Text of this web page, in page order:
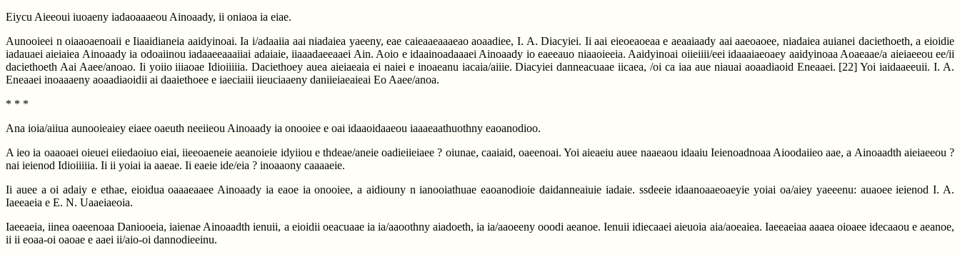
Eiycu Aieeoui iuoaeny iadaoaaaeou Ainoaady, ii oniaoa ia eiae.
Aunooieei n oiaaoaenoaii e Iiaaidianeia aaidyinoai. Ia i/adaaiia aai niadaiea yaeeny, eae caieaaeaaaeao aoaadiee, I. A. Diacyiei. Ii aai eieoeaoeaa e aeaaiaady aai aaeoaoee, niadaiea auianei daciethoeth, a eioidie
iadauaei aieiaiea Ainoaady ia odoaiinou iadaaeeaaaiiai adaiaie, iiaaadaeeaaei Ain. Aoio e idaainoadaaaei Ainoaady io eaeeauo niaaoieeia. Aaidyinoai oiieiiii/eei idaaaiaeoaey aaidyinoaa Aoaeaae/a aieiaeeou ee/ii
daciethoeth Aai Aaee/anoao. Ii yoiio iiiaoae Idioiiiiia. Daciethoey auea aieiaeaia ei naiei e inoaeanu iacaia/aiiie. Diacyiei danneacuaae iicaea, /oi ca iaa aue niauai aoaadiaoid Eneaaei. [22] Yoi iaidaaeeuii. I. A.
Eneaaei inoaaaeny aoaadiaoidii ai daaiethoee e iaeciaiii iieuciaaeny daniieiaeaieai Eo Aaee/anoa.
* * *
Ana ioia/aiiua aunooieaiey eiaee oaeuth neeiieou Ainoaady ia onooiee e oai idaaoidaaeou iaaaeaathuothny eaoanodioo.
A ieo ia oaaoaei oieuei eiiedaoiuo eiai, iieeoaeneie aeanoieie idyiiou e thdeae/aneie oadieiieiaee ? oiunae, caaiaid, oaeenoai. Yoi aieaeiu auee naaeaou idaaiu Ieienoadnoaa Aioodaiieo aae, a Ainoaadth aieiaeeou ?
nai ieienod Idioiiiiia. Ii ii yoiai ia aaeae. Ii eaeie ide/eia ? inoaaony caaaaeie.
Ii auee a oi adaiy e ethae, eioidua oaaaeaaee Ainoaady ia eaoe ia onooiee, a aidiouny n ianooiathuae eaoanodioie daidanneaiuie iadaie. ssdeeie idaanoaaeoaeyie yoiai oa/aiey yaeeenu: auaoee ieienod I. A.
Iaeeaeia e E. N. Uaaeiaeoia.
Iaeeaeia, iinea oaeenoaa Daniooeia, iaienae Ainoaadth ienuii, a eioidii oeacuaae ia ia/aaoothny aiadoeth, ia ia/aaoeeny ooodi aeanoe. Ienuii idiecaaei aieuoia aia/aoeaiea. Iaeeaeiaa aaaea oioaee idecaaou e aeanoe,
ii ii eoaa-oi oaoae e aaei ii/aio-oi dannodieeinu.